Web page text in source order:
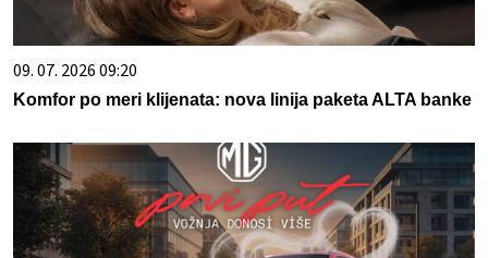
09. 07. 2026 09:20
Komfor po meri klijenata: nova linija paketa ALTA banke